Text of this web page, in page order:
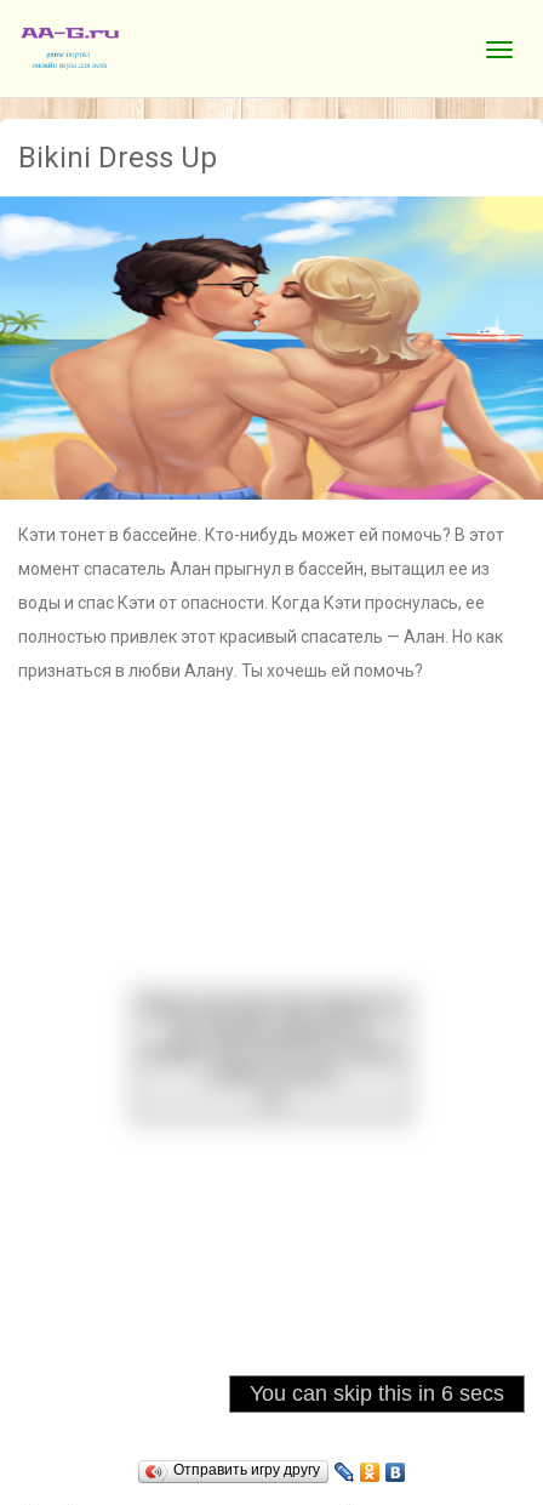
Bikini Dress Up
Кэти тонет в бассейне. Кто-нибудь может ей помочь? В этот
момент спасатель Алан прыгнул в бассейн, вытащил ее из
воды и спас Кэти от опасности. Когда Кэти проснулась, ее
полностью привлек этот красивый спасатель — Алан. Но как
признаться в любви Алану. Ты хочешь ей помочь?
Отправить игру другу